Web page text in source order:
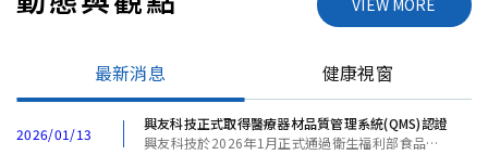
最新消息 健康視窗
2026/01/13
興友科技正式取得醫療器材品質管理系統(QMS)認證
興友科技於2026年1月正式通過衛生福利部食品藥